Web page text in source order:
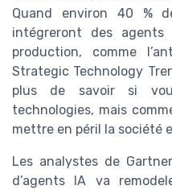
Quand environ 40 %
intégreront des agents
production, comme
Strategic Technology
plus de savoir si
technologies, mais
mettre en péril la société
Les analystes de
d’agents IA va